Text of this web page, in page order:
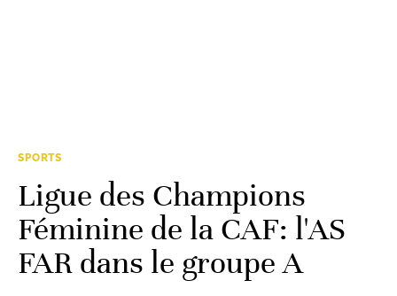
SPORTS
Ligue des Champions
Féminine de la CAF: l'AS
FAR dans le groupe A